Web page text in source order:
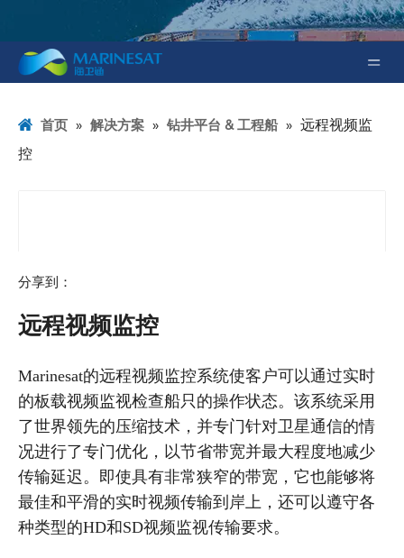
首页 » 解决方案 » 钻井平台 & 工程船 » 远程视频监
控
分享到：
远程视频监控
Marinesat的远程视频监控系统使客户可以通过实时
的板载视频监视检查船只的操作状态。该系统采用
了世界领先的压缩技术，并专门针对卫星通信的情
况进行了专门优化，以节省带宽并最大程度地减少
传输延迟。即使具有非常狭窄的带宽，它也能够将
最佳和平滑的实时视频传输到岸上，还可以遵守各
种类型的HD和SD视频监视传输要求。